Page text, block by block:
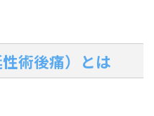
術後痛）とは